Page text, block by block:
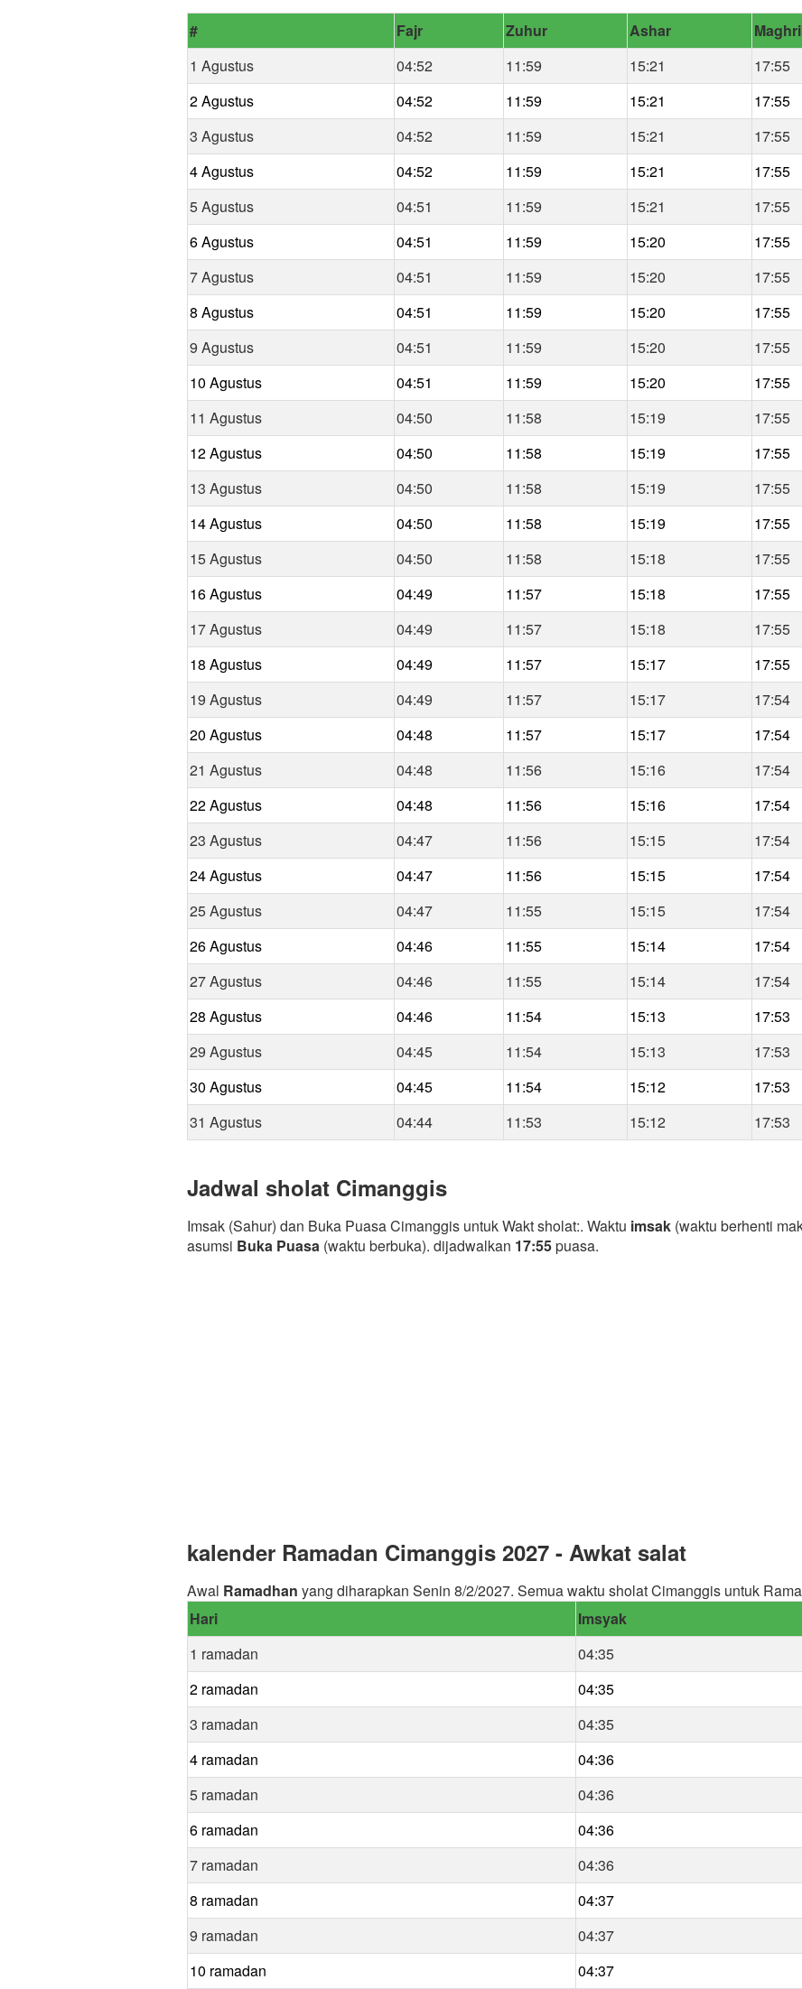
# Fajr Zuhur Ashar
1 Agustus
04:52 11:59 15:21 17:55
2 Agustus
04:52 11:59 15:21 17:55
3 Agustus
04:52 11:59 15:21 17:55
4 Agustus
04:52 11:59 15:21 17:55
5 Agustus
04:51 11:59 15:21 17:55
6 Agustus
04:51 11:59 15:20 17:55
7 Agustus
04:51 11:59 15:20 17:55
8 Agustus
04:51 11:59 15:20 17:55
9 Agustus
04:51 11:59 15:20 17:55
10 Agustus
04:51 11:59 15:20 17:55
11 Agustus
04:50 11:58 15:19 17:55
12 Agustus
04:50 11:58 15:19 17:55
13 Agustus
04:50 11:58 15:19 17:55
14 Agustus
04:50 11:58 15:19 17:55
15 Agustus
04:50 11:58 15:18 17:55
16 Agustus
04:49 11:57 15:18 17:55
17 Agustus
04:49 11:57 15:18 17:55
18 Agustus
04:49 11:57 15:17 17:55
19 Agustus
04:49 11:57 15:17 17:54
20 Agustus
04:48 11:57 15:17 17:54
21 Agustus
04:48 11:56 15:16 17:54
22 Agustus
04:48 11:56 15:16 17:54
23 Agustus
04:47 11:56 15:15 17:54
24 Agustus
04:47 11:56 15:15 17:54
25 Agustus
04:47 11:55 15:15 17:54
26 Agustus
04:46 11:55 15:14 17:54
27 Agustus
04:46 11:55 15:14 17:54
28 Agustus
04:46 11:54 15:13 17:53
29 Agustus
04:45 11:54 15:13 17:53
30 Agustus
04:45 11:54 15:12 17:53
31 Agustus
04:44 11:53 15:12 17:53
Jadwal sholat Cimanggis
Imsak (Sahur) dan Buka Puasa Cimanggis untuk Wakt sholat:. Waktu imsak (waktu berhenti
asumsi Buka Puasa (waktu berbuka). dijadwalkan 17:55puasa.
kalender Ramadan Cimanggis 2027 - Awkat salat
Awal Ramadhan yang diharapkan Senin 8/2/2027. Semua waktu sholat Cimanggis untuk
Hari
Imsyak
1 ramadan
04:35
2 ramadan
04:35
3 ramadan
04:35
4 ramadan
04:36
5 ramadan
04:36
6 ramadan
04:36
7 ramadan
04:36
8 ramadan
04:37
9 ramadan
04:37
10 ramadan
04:37